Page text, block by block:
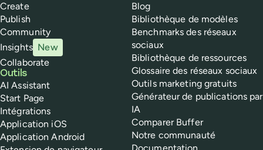
Create
Publish
Community
Insights New
Collaborate
Outils
AI Assistant
Start Page
Intégrations
Application iOS
Application Android
Blog
Bibliothèque de modèles
Benchmarks des réseaux
sociaux
Bibliothèque de ressources
Glossaire des réseaux sociaux
Outils marketing gratuits
Générateur de publications par
IA
Comparer Buffer
Notre communauté